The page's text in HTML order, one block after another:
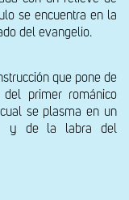
se encuentra en la
del evangelio.
que pone de
primer románico
se plasma en un
y de la labra del